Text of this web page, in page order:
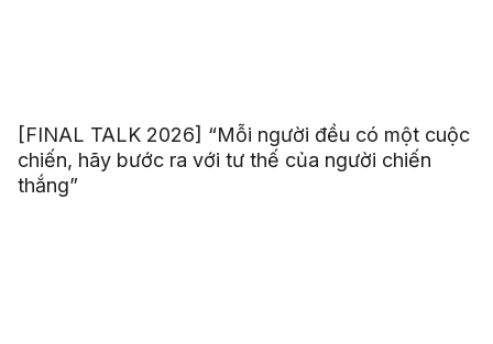
[FINAL TALK 2026] “Mỗi người đều có một cuộc
chiến, hãy bước ra với tư thế của người chiến
thắng”